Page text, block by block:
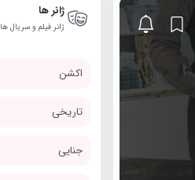
ژانر ها
ژانر فیلم و سریال ها
اکشن
تاریخی
جنایی